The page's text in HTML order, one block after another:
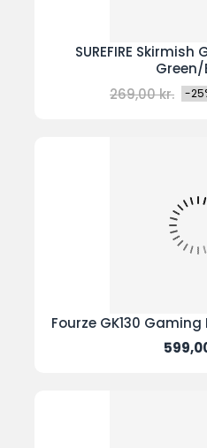
SUREFIRE
Green/
Normal
pris
269,00 kr. -
Fourze GK130
Pris